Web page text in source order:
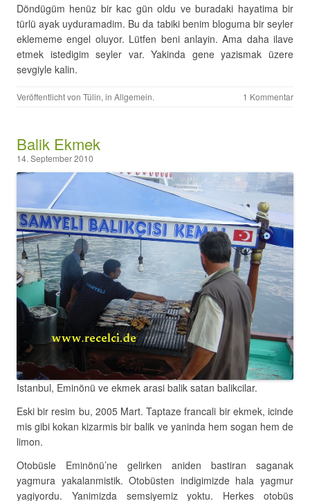
Döndügüm henüz bir kac gün oldu ve buradaki hayatima bir
türlü ayak uyduramadim. Bu da tabiki benim bloguma bir seyler
eklememe engel oluyor. Lütfen beni anlayin. Ama daha ilave
etmek istedigim seyler var. Yakinda gene yazismak üzere
sevgiyle kalin.
Veröffentlicht von Tülin, in Allgemein. 1 Kommentar
Balik Ekmek
14. September 2010
Istanbul, Eminönü ve ekmek arasi balik satan balikcilar.
Eski bir resim bu, 2005 Mart. Taptaze francali bir ekmek, icinde
mis gibi kokan kizarmis bir balik ve yaninda hem sogan hem de
limon.
Otobüsle Eminönü’ne gelirken aniden bastiran saganak
yagmura yakalanmistik. Otobüsten indigimizde hala yagmur
yagiyordu. Yanimizda semsiyemiz yoktu. Herkes otobüs